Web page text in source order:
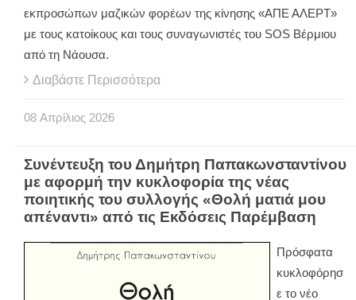
εκπροσώπων μαζικών φορέων της κίνησης «ΑΠΕ ΑΛΕΡΤ»
με τους κατοίκους και τους συναγωνιστές του SOS Βέρμιου
από τη Νάουσα.
Διαβάστε Περισσότερα
08 Απρίλιος 2026
Συνέντευξη του Δημήτρη Παπακωνσταντίνου
με αφορμή την κυκλοφορία της νέας
ποιητικής του συλλογής «Θολή ματιά μου
απέναντι» από τις Εκδόσεις Παρέμβαση
Πρόσφατα
κυκλοφόρησ
ε το νέο